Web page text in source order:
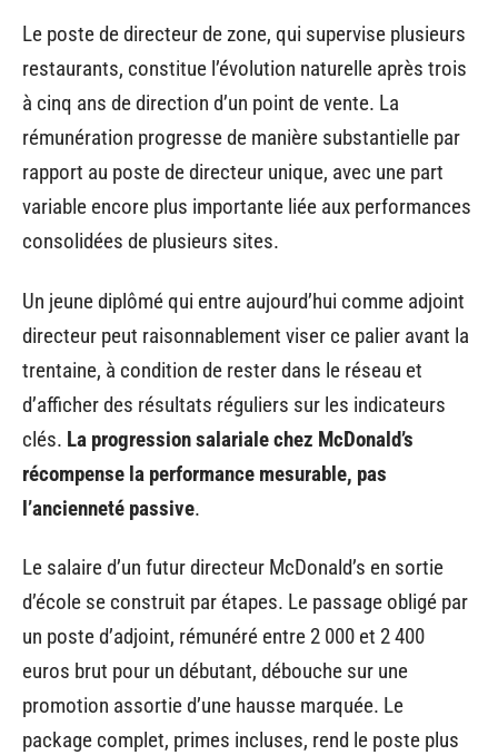
Le poste de directeur de zone, qui supervise plusieurs
restaurants, constitue l’évolution naturelle après trois
à cinq ans de direction d’un point de vente. La
rémunération progresse de manière substantielle par
rapport au poste de directeur unique, avec une part
variable encore plus importante liée aux performances
consolidées de plusieurs sites.
Un jeune diplômé qui entre aujourd’hui comme adjoint
directeur peut raisonnablement viser ce palier avant la
trentaine, à condition de rester dans le réseau et
d’afficher des résultats réguliers sur les indicateurs
clés. La progression salariale chez McDonald’s
récompense la performance mesurable, pas
l’ancienneté passive.
Le salaire d’un futur directeur McDonald’s en sortie
d’école se construit par étapes. Le passage obligé par
un poste d’adjoint, rémunéré entre 2 000 et 2 400
euros brut pour un débutant, débouche sur une
promotion assortie d’une hausse marquée. Le
package complet, primes incluses, rend le poste plus